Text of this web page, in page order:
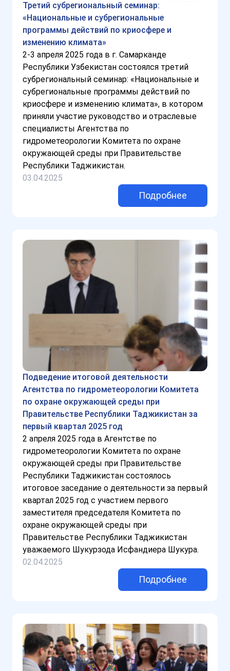
Третий субрегиональный семинар:
«Национальные и субрегиональные
программы действий по криосфере и
изменению климата»
2-3 апреля 2025 года в г. Самарканде
Республики Узбекистан состоялся третий
субрегиональный семинар: «Национальные и
субрегиональные программы действий по
криосфере и изменению климата», в котором
приняли участие руководство и отраслевые
специалисты Агентства по
гидрометеорологии Комитета по охране
окружающей среды при Правительстве
Республики Таджикистан.
03.04.2025
Подробнее
Подведение итоговой деятельности
Агентства по гидрометеорологии Комитета
по охране окружающей среды при
Правительстве Республики Таджикистан за
первый квартал 2025 год
2 апреля 2025 года в Агентстве по
гидрометеорологии Комитета по охране
окружающей среды при Правительстве
Республики Таджикистан состоялось
итоговое заседание о деятельности за первый
квартал 2025 год с участием первого
заместителя председателя Комитета по
охране окружающей среды при
Правительстве Республики Таджикистан
уважаемого Шукурзода Исфандиера Шукура.
02.04.2025
Подробнее